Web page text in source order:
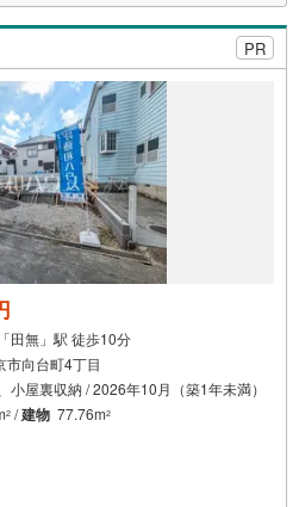
PR
田無」駅 徒歩10分
市向台町4丁目
小屋裏収納 / 2026年10月（築1年未満）
2 /建物 77.76m2